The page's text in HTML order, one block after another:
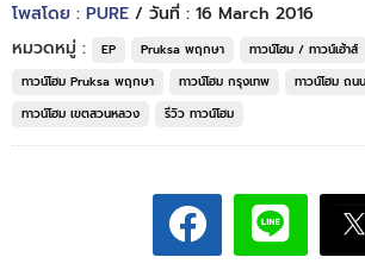
โพสโดย : PURE / วันที่ : 16 March 2016
หมวดหมู่ :
EP Pruksa พฤกษา
ทาวน์โฮม / ทาวน์เฮ้าส์
ทาวน์โฮม Pruksa พฤกษา
ทาวน์โฮม กรุงเทพ
ทาวน์โฮม ถ
ทาวน์โฮม เขตสวนหลวง
รีวิว ทาวน์โฮม